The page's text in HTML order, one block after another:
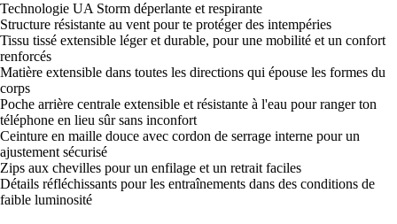
Technologie UA Storm déperlante et respirante
Structure résistante au vent pour te protéger des intempéries
Tissu tissé extensible léger et durable, pour une mobilité et un confort
renforcés
Matière extensible dans toutes les directions qui épouse les formes du
corps
Poche arrière centrale extensible et résistante à l'eau pour ranger ton
téléphone en lieu sûr sans inconfort
Ceinture en maille douce avec cordon de serrage interne pour un
ajustement sécurisé
Zips aux chevilles pour un enfilage et un retrait faciles
Détails réfléchissants pour les entraînements dans des conditions de
faible luminosité